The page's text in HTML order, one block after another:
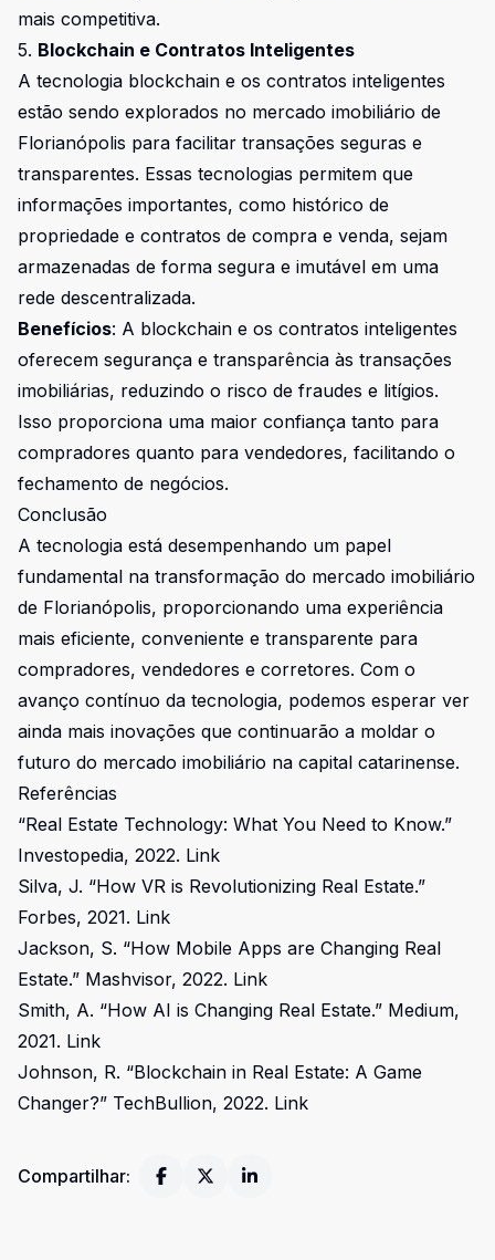
mais competitiva.
5. Blockchain e Contratos Inteligentes
A tecnologia blockchain e os contratos inteligentes
estão sendo explorados no mercado imobiliário de
Florianópolis para facilitar transações seguras e
transparentes. Essas tecnologias permitem que
informações importantes, como histórico de
propriedade e contratos de compra e venda, sejam
armazenadas de forma segura e imutável em uma
rede descentralizada.
Benefícios: A blockchain e os contratos inteligentes
oferecem segurança e transparência às transações
imobiliárias, reduzindo o risco de fraudes e litígios.
Isso proporciona uma maior confiança tanto para
compradores quanto para vendedores, facilitando o
fechamento de negócios.
Conclusão
A tecnologia está desempenhando um papel
fundamental na transformação do mercado imobiliário
de Florianópolis, proporcionando uma experiência
mais eficiente, conveniente e transparente para
compradores, vendedores e corretores. Com o
avanço contínuo da tecnologia, podemos esperar ver
ainda mais inovações que continuarão a moldar o
futuro do mercado imobiliário na capital catarinense.
Referências
“Real Estate Technology: What You Need to Know.”
Investopedia, 2022. Link
Silva, J. “How VR is Revolutionizing Real Estate.”
Forbes, 2021. Link
Jackson, S. “How Mobile Apps are Changing Real
Estate.” Mashvisor, 2022. Link
Smith, A. “How AI is Changing Real Estate.” Medium,
2021. Link
Johnson, R. “Blockchain in Real Estate: A Game
Changer?” TechBullion, 2022. Link
Compartilhar: